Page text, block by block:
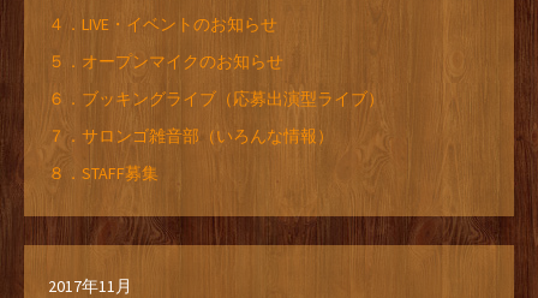
４．LIVE・イベントのお知らせ
５．オープンマイクのお知らせ
６．ブッキングライブ（応募出演型ライブ）
７．サロンゴ雑音部（いろんな情報）
８．STAFF募集
2017年11月